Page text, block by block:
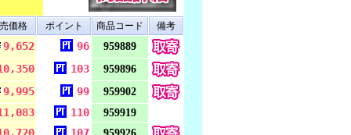
価格 ポイント 商品コード 備考
9,652 96 959889
103 959896
9,995 99 959902
110 959919